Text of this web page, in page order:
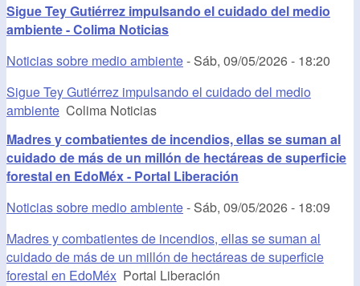
Sigue Tey Gutiérrez impulsando ‎el cuidado del medio
ambiente - Colima Noticias
Noticias sobre medio ambiente- Sáb, 09/05/2026 - 18:20
Sigue Tey Gutiérrez impulsando ‎el cuidado del medio
ambiente Colima Noticias
Madres y combatientes de incendios, ellas se suman al
cuidado de más de un millón de hectáreas de superficie
forestal en EdoMéx - Portal Liberación
Noticias sobre medio ambiente- Sáb, 09/05/2026 - 18:09
Madres y combatientes de incendios, ellas se suman al
cuidado de más de un millón de hectáreas de superficie
forestal en EdoMéx Portal Liberación